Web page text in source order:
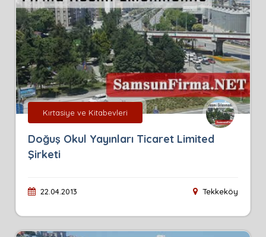
Kırtasiye ve Kitabevleri
Doğuş Okul Yayınları Ticaret Limited
Şirketi
22.04.2013 Tekkeköy